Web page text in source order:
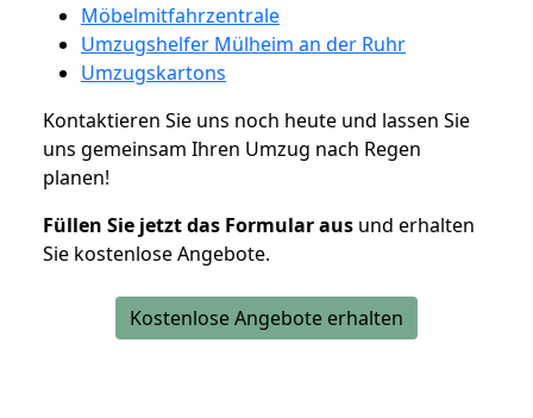
Möbelmitfahrzentrale
Umzugshelfer Mülheim an der Ruhr
Umzugskartons
Kontaktieren Sie uns noch heute und lassen Sie
uns gemeinsam Ihren Umzug nach Regen
planen!
Füllen Sie jetzt das Formular aus und erhalten
Sie kostenlose Angebote.
Kostenlose Angebote erhalten